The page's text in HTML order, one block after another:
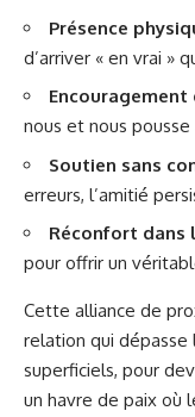
Présence
d’arriver « en vrai »
nous et nous pousse
Soutien sans
erreurs, l’amitié
Réconfort dans
pour offrir un
Cette alliance de
relation qui dépasse
superficiels, pour
un havre de paix où